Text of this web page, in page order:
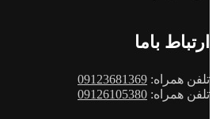
ارتباط باما
تلفن همراه: 09123681369
تلفن همراه: 09126105380